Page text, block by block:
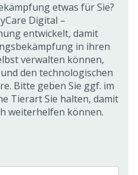
etwas für Sie?
Digital –
entwickelt, damit
in ihren
verwalten können,
den technologischen
Bitte geben Sie ggf. im
Tierart Sie halten, damit
weiterhelfen können.